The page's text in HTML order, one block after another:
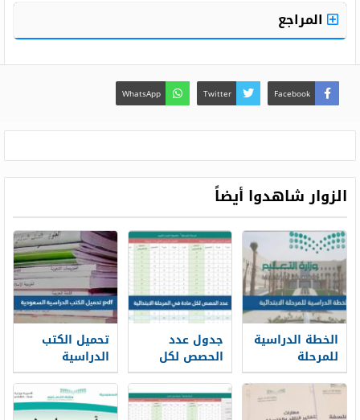
المراجع
Facebook
Twitter
WhatsApp
الزوار شاهدوا أيضاً
الخطة الدراسية
للمرحلة
الابتدائية 1448
جدول عدد
الحصص لكل
مادة في
المرحلة
الابتدائية 1448
تحميل الكتب
الدراسية
السعودية 1448
pdf